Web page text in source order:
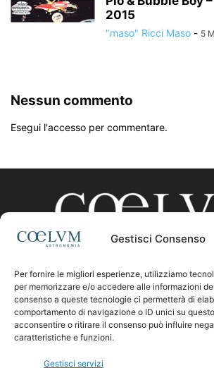
Gestisci Consenso
Per fornire le migliori esperienze, utilizziamo
per memorizzare e/o accedere alle informazioni
consenso a queste tecnologie ci permetterà di
comportamento di navigazione o ID unici su
acconsentire o ritirare il consenso può influire
caratteristiche e funzioni.
Gestisci servizi
2015
"maso" Ricci Maso - 5
Nessun commento
Esegui l'accesso per commentare.
CHI SIAMO
Contattaci: